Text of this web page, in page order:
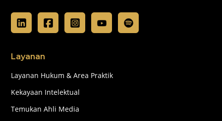
Layanan
Layanan Hukum & Area Praktik
Kekayaan Intelektual
Temukan Ahli Media